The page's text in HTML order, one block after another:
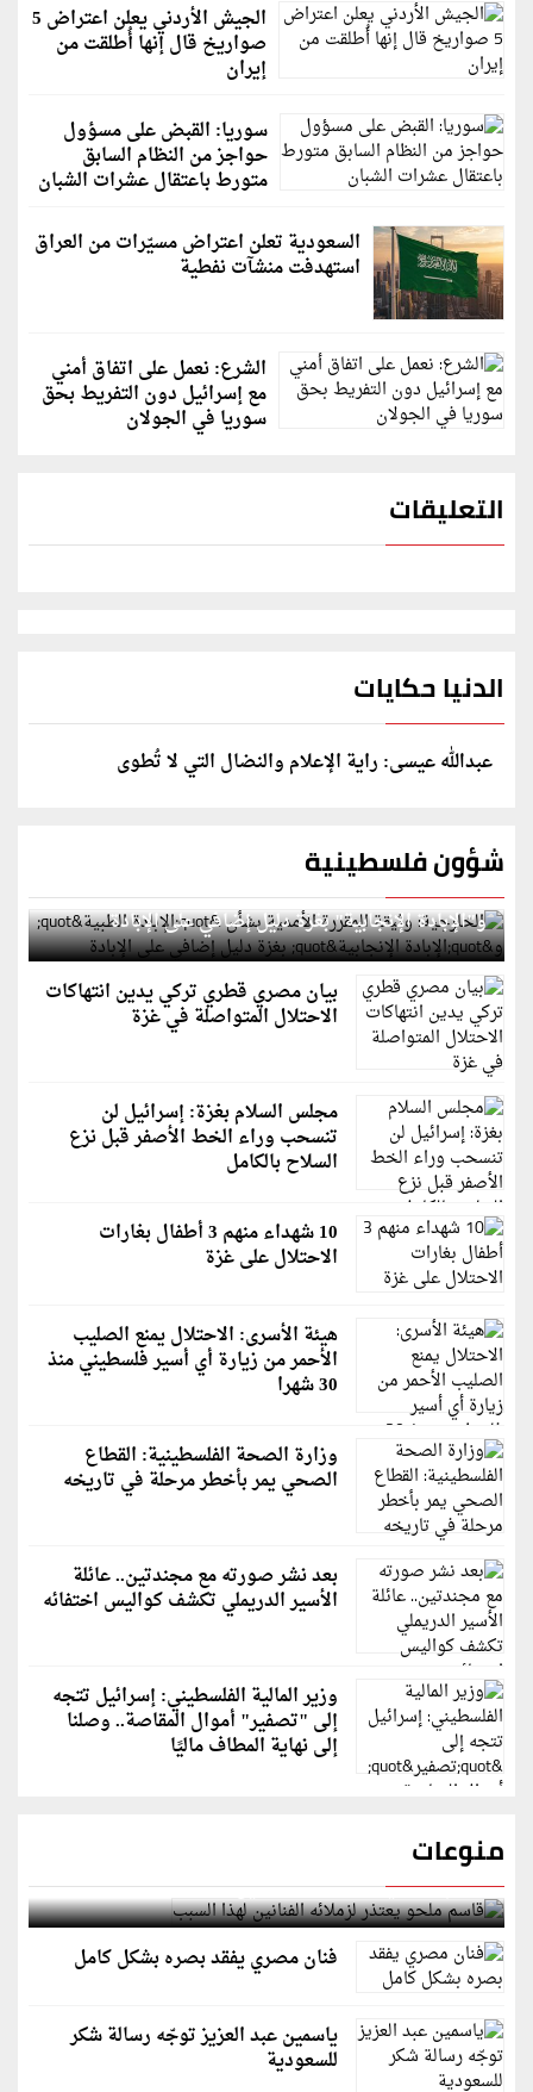
الجيش الأردني يعلن اعتراض 5
صواريخ قال إنها أُطلقت من
إيران
سوريا: القبض على مسؤول
حواجز من النظام السابق
متورط باعتقال عشرات الشبان
السعودية تعلن اعتراض مسيّرات من العراق
استهدفت منشآت نفطية
الشرع: نعمل على اتفاق أمني
مع إسرائيل دون التفريط بحق
سوريا في الجولان
التعليقات
الدنيا حكايات
عبدالله عيسى: راية الإعلام والنضال التي لا تُطوى
شؤون فلسطينية
الخارجية: وثيقة المقررة الأممية بشأن "الإبادة الطبية"
و"الإبادة الإنجابية" بغزة دليل إضافي على الإبادة
بيان مصري قطري تركي يدين انتهاكات
الاحتلال المتواصلة في غزة
مجلس السلام بغزة: إسرائيل لن
تنسحب وراء الخط الأصفر قبل نزع
السلاح بالكامل
10 شهداء منهم 3 أطفال بغارات
الاحتلال على غزة
هيئة الأسرى: الاحتلال يمنع الصليب
الأحمر من زيارة أي أسير فلسطيني منذ
30 شهرا
وزارة الصحة الفلسطينية: القطاع
الصحي يمر بأخطر مرحلة في تاريخه
بعد نشر صورته مع مجندتين.. عائلة
الأسير الدريملي تكشف كواليس اختفائه
وزير المالية الفلسطيني: إسرائيل تتجه
إلى "تصفير" أموال المقاصة.. وصلنا
إلى نهاية المطاف ماليًا
منوعات
قاسم ملحو يعتذر لزملائه الفنانين لهذا السبب
فنان مصري يفقد بصره بشكل كامل
ياسمين عبد العزيز توجّه رسالة شكر
للسعودية